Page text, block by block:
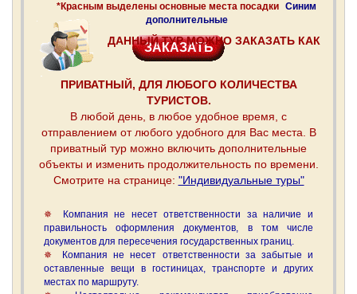
*Красным выделены основные места посадки Синим
дополнительные
ЗАКАЗАТЬ
ДАННЫЙ ТУР МОЖНО ЗАКАЗАТЬ КАК
ПРИВАТНЫЙ, ДЛЯ ЛЮБОГО КОЛИЧЕСТВА
ТУРИСТОВ.
В любой день, в любое удобное время, с
отправлением от любого удобного для Вас места. В
приватный тур можно включить дополнительные
объекты и изменить продолжительность по времени.
Смотрите на странице: "Индивидуальные туры"
Компания не несет ответственности за наличие и
правильность оформления документов, в том числе
документов для пересечения государственных границ.
Компания не несет ответственности за забытые и
оставленные вещи в гостиницах, транспорте и других
местах по маршруту.